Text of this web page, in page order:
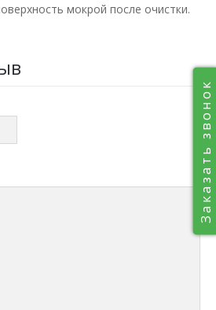
мокрой после очистки.
Заказать звонок